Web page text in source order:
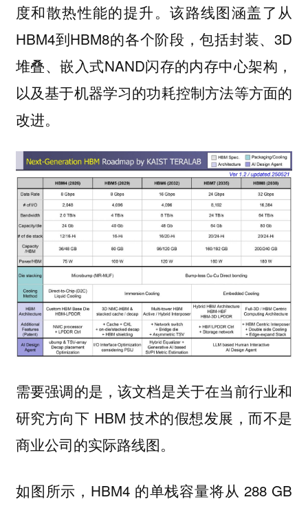
度和散热性能的提升。该路线图涵盖了从
HBM4到HBM8的各个阶段，包括封装、3D
堆叠、嵌入式NAND闪存的内存中心架构，
以及基于机器学习的功耗控制方法等方面的
改进。
需要强调的是，该文档是关于在当前行业和
研究方向下 HBM 技术的假想发展，而不是
商业公司的实际路线图。
如图所示，HBM4 的单栈容量将从 288 GB